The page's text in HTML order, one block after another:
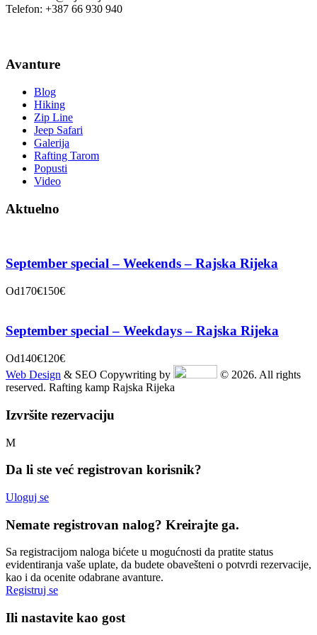
Telefon: +387 66 930 940
Avanture
Blog
Hiking
Zip Line
Jeep Safari
Galerija
Rafting Tarom
Popusti
Video
Aktuelno
September special – Weekends – Rajska Rijeka
Od170€150€
September special – Weekdays – Rajska Rijeka
Od140€120€
Web Design & SEO Copywriting by
© 2026. All rights
reserved. Rafting kamp Rajska Rijeka
Izvršite rezervaciju
Da li ste već registrovan korisnik?
Uloguj se
Nemate registrovan nalog? Kreirajte ga.
Sa registracijom naloga bićete u mogućnosti da pratite status
evidentiranja vaše uplate, da budete obavešteni o potvrdi rezervacije,
kao i da ocenite odabrane avanture.
Registruj se
Ili nastavite kao gost